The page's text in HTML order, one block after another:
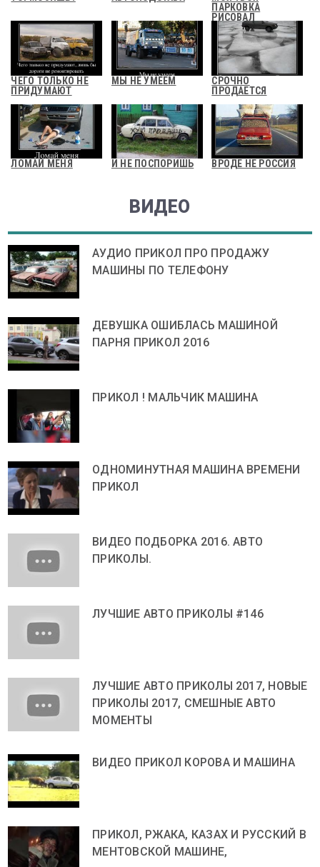
ПАРКОВКА
РИСОВАЛ
ЧЕГО ТОЛЬКО НЕ
ПРИДУМАЮТ
МЫ НЕ УМЕЕМ
СРОЧНО
ПРОДАЕТСЯ
ЛОМАЙ МЕНЯ И НЕ ПОСПОРИШЬ ВРОДЕ НЕ РОССИЯ
ВИДЕО
АУДИО ПРИКОЛ ПРО ПРОДАЖУ
МАШИНЫ ПО ТЕЛЕФОНУ
ДЕВУШКА ОШИБЛАСЬ МАШИНОЙ
ПАРНЯ ПРИКОЛ 2016
ПРИКОЛ ! МАЛЬЧИК МАШИНА
ОДНОМИНУТНАЯ МАШИНА ВРЕМЕНИ
ПРИКОЛ
ВИДЕО ПОДБОРКА 2016. АВТО
ПРИКОЛЫ.
ЛУЧШИЕ АВТО ПРИКОЛЫ #146
ЛУЧШИЕ АВТО ПРИКОЛЫ 2017, НОВЫЕ
ПРИКОЛЫ 2017, СМЕШНЫЕ АВТО
МОМЕНТЫ
ВИДЕО ПРИКОЛ КОРОВА И МАШИНА
ПРИКОЛ, РЖАКА, КАЗАХ И РУССКИЙ В
МЕНТОВСКОЙ МАШИНЕ,